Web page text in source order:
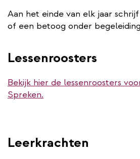
Aan het einde van elk jaar
of een betoog onder
Lessenroosters
Bekijk hier de lessenroosters
Spreken.
Leerkrachten